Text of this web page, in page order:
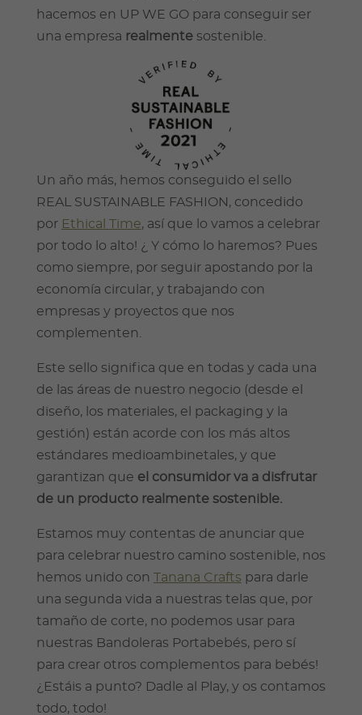
hacemos en UP WE GO para conseguir ser
una empresa realmente sostenible.
Un año más, hemos conseguido el sello
REAL SUSTAINABLE FASHION, concedido
por Ethical Time, así que lo vamos a celebrar
por todo lo alto! ¿ Y cómo lo haremos? Pues
como siempre, por seguir apostando por la
economía circular, y trabajando con
empresas y proyectos que nos
complementen.
Este sello significa que en todas y cada una
de las áreas de nuestro negocio (desde el
diseño, los materiales, el packaging y la
gestión) están acorde con los más altos
estándares medioambinetales, y que
garantizan que el consumidor va a disfrutar
de un producto realmente sostenible.
Estamos muy contentas de anunciar que
para celebrar nuestro camino sostenible, nos
hemos unido con Tanana Crafts para darle
una segunda vida a nuestras telas que, por
tamaño de corte, no podemos usar para
nuestras Bandoleras Portabebés, pero sí
para crear otros complementos para bebés!
¿Estáis a punto? Dadle al Play, y os contamos
todo, todo!